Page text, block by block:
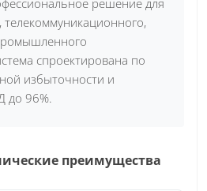
спроектирована по
избыточности и
до 96%.
преимущества